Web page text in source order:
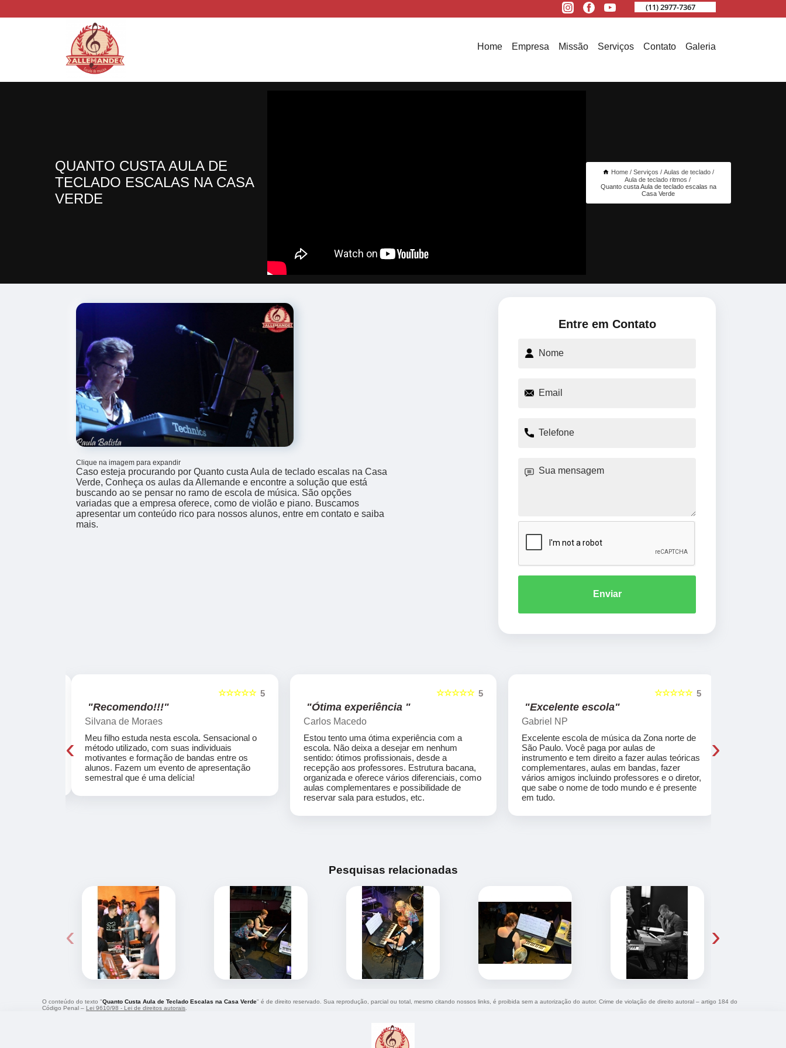
(11) 2977-7367
Home Empresa Missão Serviços Contato Galeria
QUANTO CUSTA AULA DE
TECLADO ESCALAS NA CASA
VERDE
Home Serviços
Aulas de teclado
Aula de teclado ritmos
Quanto custa Aula de teclado escalas na
Casa Verde
Clique na imagem para expandir
Caso esteja procurando por Quanto custa Aula de teclado escalas na Casa
Verde, Conheça os aulas da Allemande e encontre a solução que está
buscando ao se pensar no ramo de escola de música. São opções
variadas que a empresa oferece, como de violão e piano. Buscamos
apresentar um conteúdo rico para nossos alunos, entre em contato e saiba
mais.
Entre em Contato
Enviar
5
☆☆☆☆☆
"Recomendo!!!"
Silvana de Moraes
Meu filho estuda nesta escola. Sensacional o
método utilizado, com suas individuais
motivantes e formação de bandas entre os
alunos. Fazem um evento de apresentação
semestral que é uma delícia!
5
☆☆☆☆☆
"Ótima experiência "
Carlos Macedo
Estou tento uma ótima experiência com a
escola. Não deixa a desejar em nenhum
sentido: ótimos profissionais, desde a
recepção aos professores. Estrutura bacana,
organizada e oferece vários diferenciais, como
aulas complementares e possibilidade de
reservar sala para estudos, etc.
5
☆☆☆☆☆
"Excelente escola"
Gabriel NP
Excelente escola de música da Zona norte de
São Paulo. Você paga por aulas de
instrumento e tem direito a fazer aulas teóricas
complementares, aulas em bandas, fazer
vários amigos incluindo professores e o diretor,
que sabe o nome de todo mundo e é presente
em tudo.
‹ ›
Pesquisas relacionadas
‹ ›
O conteúdo do texto "Quanto Custa Aula de Teclado Escalas na Casa Verde" é de direito reservado. Sua reprodução, parcial ou total, mesmo citando nossos links, é proibida sem a autorização do autor. Crime de violação de direito autoral – artigo 184 do
Código Penal – Lei 9610/98 - Lei de direitos autorais